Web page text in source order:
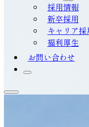
採用情報
新卒採用
キャリア採
福利厚生
お問い合わせ